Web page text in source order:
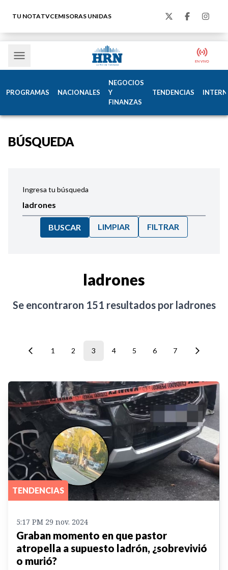
TU NOTATVCEMISORAS UNIDAS
PROGRAMAS NACIONALES
NEGOCIOS
Y
FINANZAS
TENDENCIAS
BÚSQUEDA
Ingresa tu búsqueda
BUSCAR LIMPIAR FILTRAR
ladrones
Se encontraron 151 resultados por ladrones
1 2 3 4 5 6 7
TENDENCIAS
5:17 PM 29 nov. 2024
Graban momento en que pastor
atropella a supuesto ladrón, ¿sobrevivió
o murió?